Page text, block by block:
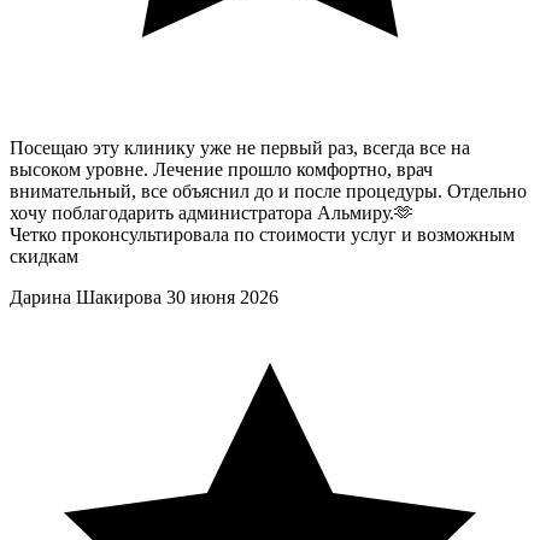
Посещаю эту клинику уже не первый раз, всегда все на
высоком уровне. Лечение прошло комфортно, врач
внимательный, все объяснил до и после процедуры. Отдельно
хочу поблагодарить администратора Альмиру.🫶
Четко проконсультировала по стоимости услуг и возможным
скидкам
Дарина Шакирова 30 июня 2026